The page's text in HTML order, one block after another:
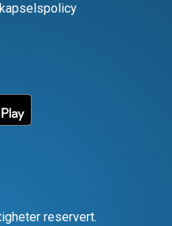
reservert.